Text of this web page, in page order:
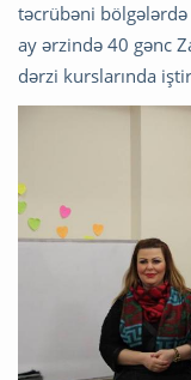
təcrübəni
ay ərzində 40 gənc
dərzi kurslarında